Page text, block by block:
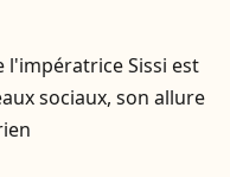
l'impératrice Sissi est
sociaux, son allure